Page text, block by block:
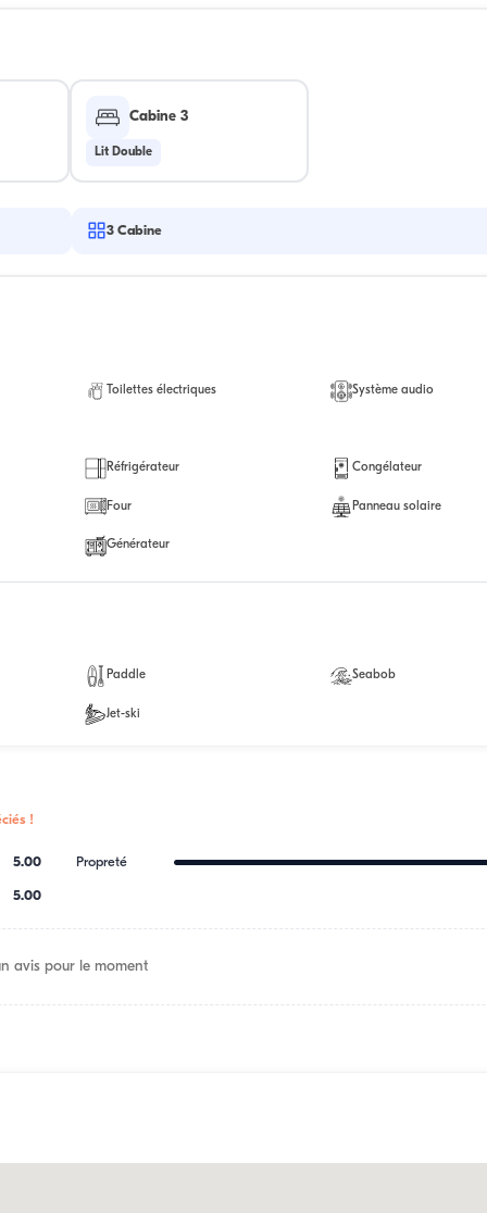
Cabine 3
Lit Double
3 Cabine
Toilettes électriques Système audio
Réfrigérateur Congélateur
Four Panneau solaire
Générateur
Paddle Seabob
Jet-ski
!
5.00 Propreté
5.00
avis pour le moment